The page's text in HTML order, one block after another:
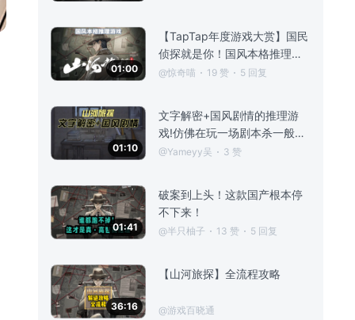
快的线索——是听到书摊的老
头说捕快买
01:00
【TapTap年度游戏大赏】国民
侦探就是你！国风本格推理游
戏
@惊奇喵 19 赞 5 回复
01:10
文字解密+国风剧情的推理游
戏!仿佛在玩一场剧本杀一般有
趣！
@Yameyy吴 3 赞
01:41
破案到上头！这款国产根本停
不下来！
@半只柚子 13 赞 5 回复
36:16
【山河旅探】全流程攻略
@游戏百晓通